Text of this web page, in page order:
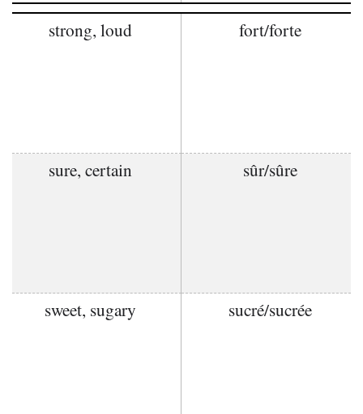
strong, loud fort/forte
sure, certain sûr/sûre
sweet, sugary sucré/sucrée